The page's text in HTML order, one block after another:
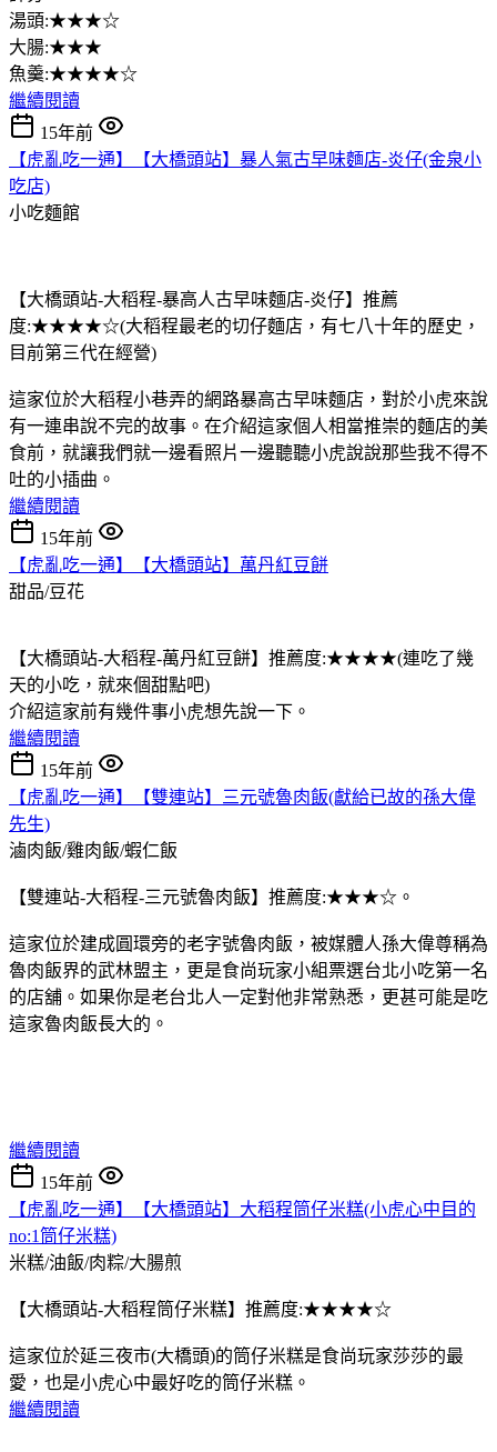
湯頭:★★★☆
大腸:★★★
魚羹:★★★★☆
繼續閱讀
15年前
【虎亂吃一通】【大橋頭站】暴人氣古早味麵店-炎仔(金泉小
吃店)
小吃麵館
【大橋頭站-大稻程-暴高人古早味麵店-炎仔】推薦
度:★★★★☆(大稻程最老的切仔麵店，有七八十年的歷史，
目前第三代在經營)
這家位於大稻程小巷弄的網路暴高古早味麵店，對於小虎來說
有一連串說不完的故事。在介紹這家個人相當推崇的麵店的美
食前，就讓我們就一邊看照片一邊聽聽小虎說說那些我不得不
吐的小插曲。
繼續閱讀
15年前
【虎亂吃一通】【大橋頭站】萬丹紅豆餅
甜品/豆花
【大橋頭站-大稻程-萬丹紅豆餅】推薦度:★★★★(連吃了幾
天的小吃，就來個甜點吧)
介紹這家前有幾件事小虎想先說一下。
繼續閱讀
15年前
【虎亂吃一通】【雙連站】三元號魯肉飯(獻給已故的孫大偉
先生)
滷肉飯/雞肉飯/蝦仁飯
【雙連站-大稻程-三元號魯肉飯】推薦度:★★★☆。
這家位於建成圓環旁的老字號魯肉飯，被媒體人孫大偉尊稱為
魯肉飯界的武林盟主，更是食尚玩家小組票選台北小吃第一名
的店舖。如果你是老台北人一定對他非常熟悉，更甚可能是吃
這家魯肉飯長大的。
繼續閱讀
15年前
【虎亂吃一通】【大橋頭站】大稻程筒仔米糕(小虎心中目的
no:1筒仔米糕)
米糕/油飯/肉粽/大腸煎
【大橋頭站-大稻程筒仔米糕】推薦度:★★★★☆
這家位於延三夜市(大橋頭)的筒仔米糕是食尚玩家莎莎的最
愛，也是小虎心中最好吃的筒仔米糕。
繼續閱讀